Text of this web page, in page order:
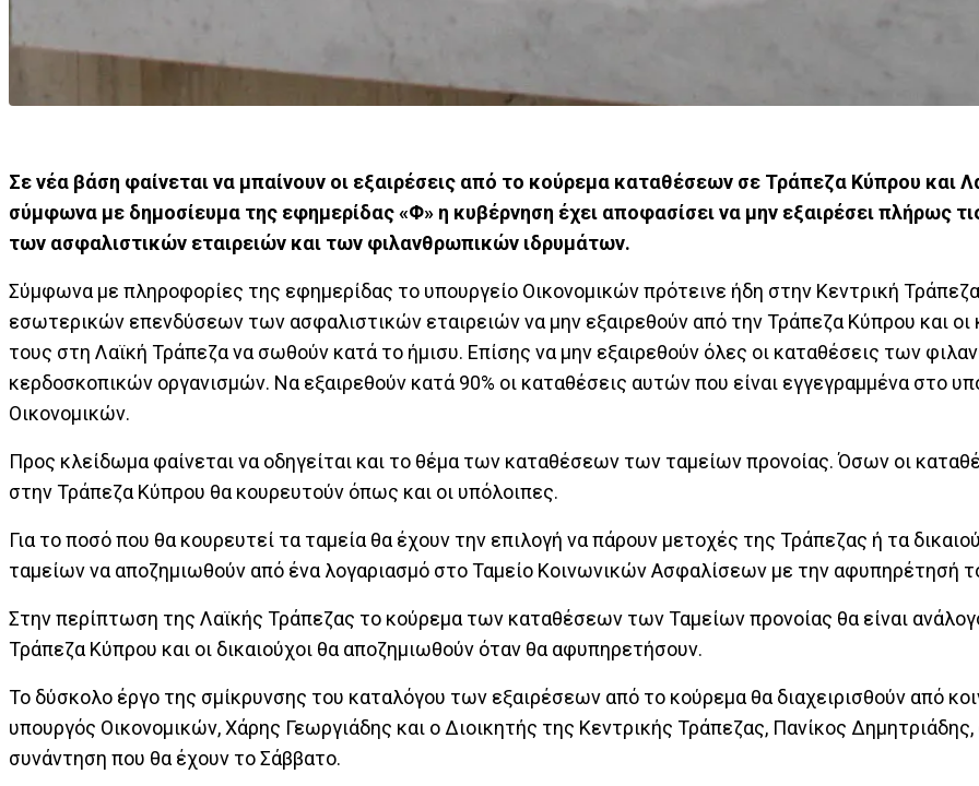
Σε νέα βάση φαίνεται να μπαίνουν οι εξαιρέσεις από το κούρεμα καταθέσεων σε Τράπεζα Κύπρου και
σύμφωνα με δημοσίευμα της εφημερίδας «Φ» η κυβέρνηση έχει αποφασίσει να μην εξαιρέσει πλήρως
των ασφαλιστικών εταιρειών και των φιλανθρωπικών ιδρυμάτων.
Σύμφωνα με πληροφορίες της εφημερίδας το υπουργείο Οικονομικών πρότεινε ήδη στην Κεντρική
εσωτερικών επενδύσεων των ασφαλιστικών εταιρειών να μην εξαιρεθούν από την Τράπεζα Κύπρου και οι
τους στη Λαϊκή Τράπεζα να σωθούν κατά το ήμισυ. Επίσης να μην εξαιρεθούν όλες οι καταθέσεις των
κερδοσκοπικών οργανισμών. Να εξαιρεθούν κατά 90% οι καταθέσεις αυτών που είναι εγγεγραμμένα στο
Οικονομικών.
Προς κλείδωμα φαίνεται να οδηγείται και το θέμα των καταθέσεων των ταμείων προνοίας. Όσων οι
στην Τράπεζα Κύπρου θα κουρευτούν όπως και οι υπόλοιπες.
Για το ποσό που θα κουρευτεί τα ταμεία θα έχουν την επιλογή να πάρουν μετοχές της Τράπεζας ή τα
ταμείων να αποζημιωθούν από ένα λογαριασμό στο Ταμείο Κοινωνικών Ασφαλίσεων με την αφυπηρέτησή
Στην περίπτωση της Λαϊκής Τράπεζας το κούρεμα των καταθέσεων των Ταμείων προνοίας θα είναι
Τράπεζα Κύπρου και οι δικαιούχοι θα αποζημιωθούν όταν θα αφυπηρετήσουν.
Το δύσκολο έργο της σμίκρυνσης του καταλόγου των εξαιρέσεων από το κούρεμα θα διαχειρισθούν από
υπουργός Οικονομικών, Χάρης Γεωργιάδης και ο Διοικητής της Κεντρικής Τράπεζας, Πανίκος Δημητριάδης,
συνάντηση που θα έχουν το Σάββατο.